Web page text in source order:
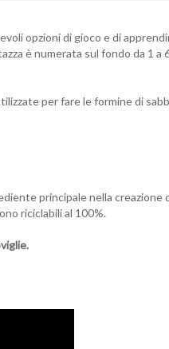
opzioni di gioco e di
è numerata sul fondo da 1 a
per fare le formine di
principale nella
riciclabili al 100%.